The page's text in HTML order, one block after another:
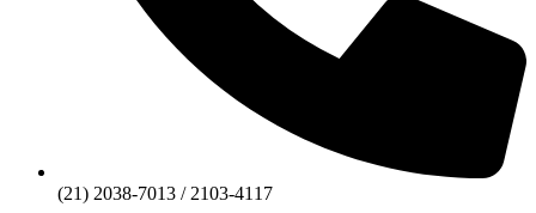
(21) 2038-7013 / 2103-4117